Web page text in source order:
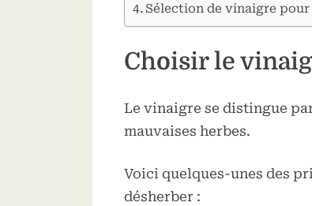
Sélection de vinaigre pour
Choisir le
Le vinaigre se distingue
mauvaises herbes.
Voici quelques-unes des
désherber :